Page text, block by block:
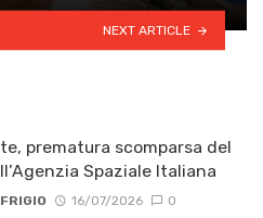
NEXT ARTICLE
prematura scomparsa del
Spaziale Italiana
16/07/2026 0